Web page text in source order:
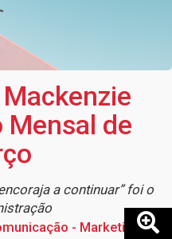
Mensal de
a continuar” foi o
- Marketing